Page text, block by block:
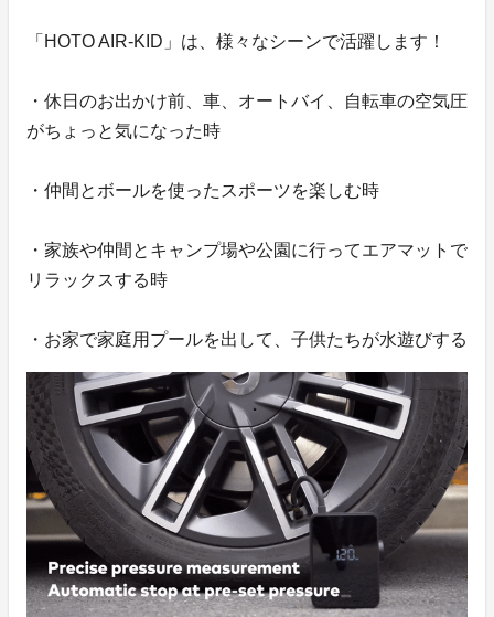
「HOTO AIR-KID」は、様々なシーンで活躍します！
・休日のお出かけ前、車、オートバイ、自転車の空気圧
がちょっと気になった時
・仲間とボールを使ったスポーツを楽しむ時
・家族や仲間とキャンプ場や公園に行ってエアマットで
リラックスする時
・お家で家庭用プールを出して、子供たちが水遊びする